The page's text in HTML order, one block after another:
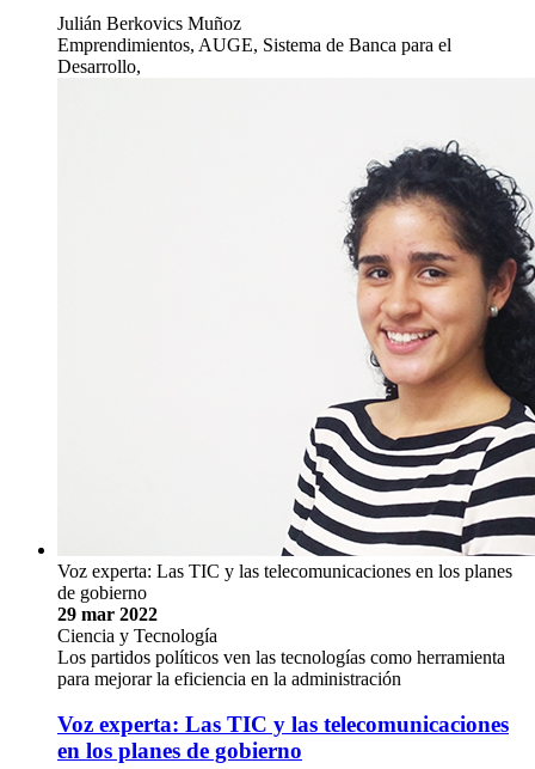
Julián Berkovics Muñoz
Emprendimientos, AUGE, Sistema de Banca para el
Desarrollo,
Voz experta: Las TIC y las telecomunicaciones en los planes
de gobierno
29 mar 2022
Ciencia y Tecnología
Los partidos políticos ven las tecnologías como herramienta
para mejorar la eficiencia en la administración
Voz experta: Las TIC y las telecomunicaciones
en los planes de gobierno